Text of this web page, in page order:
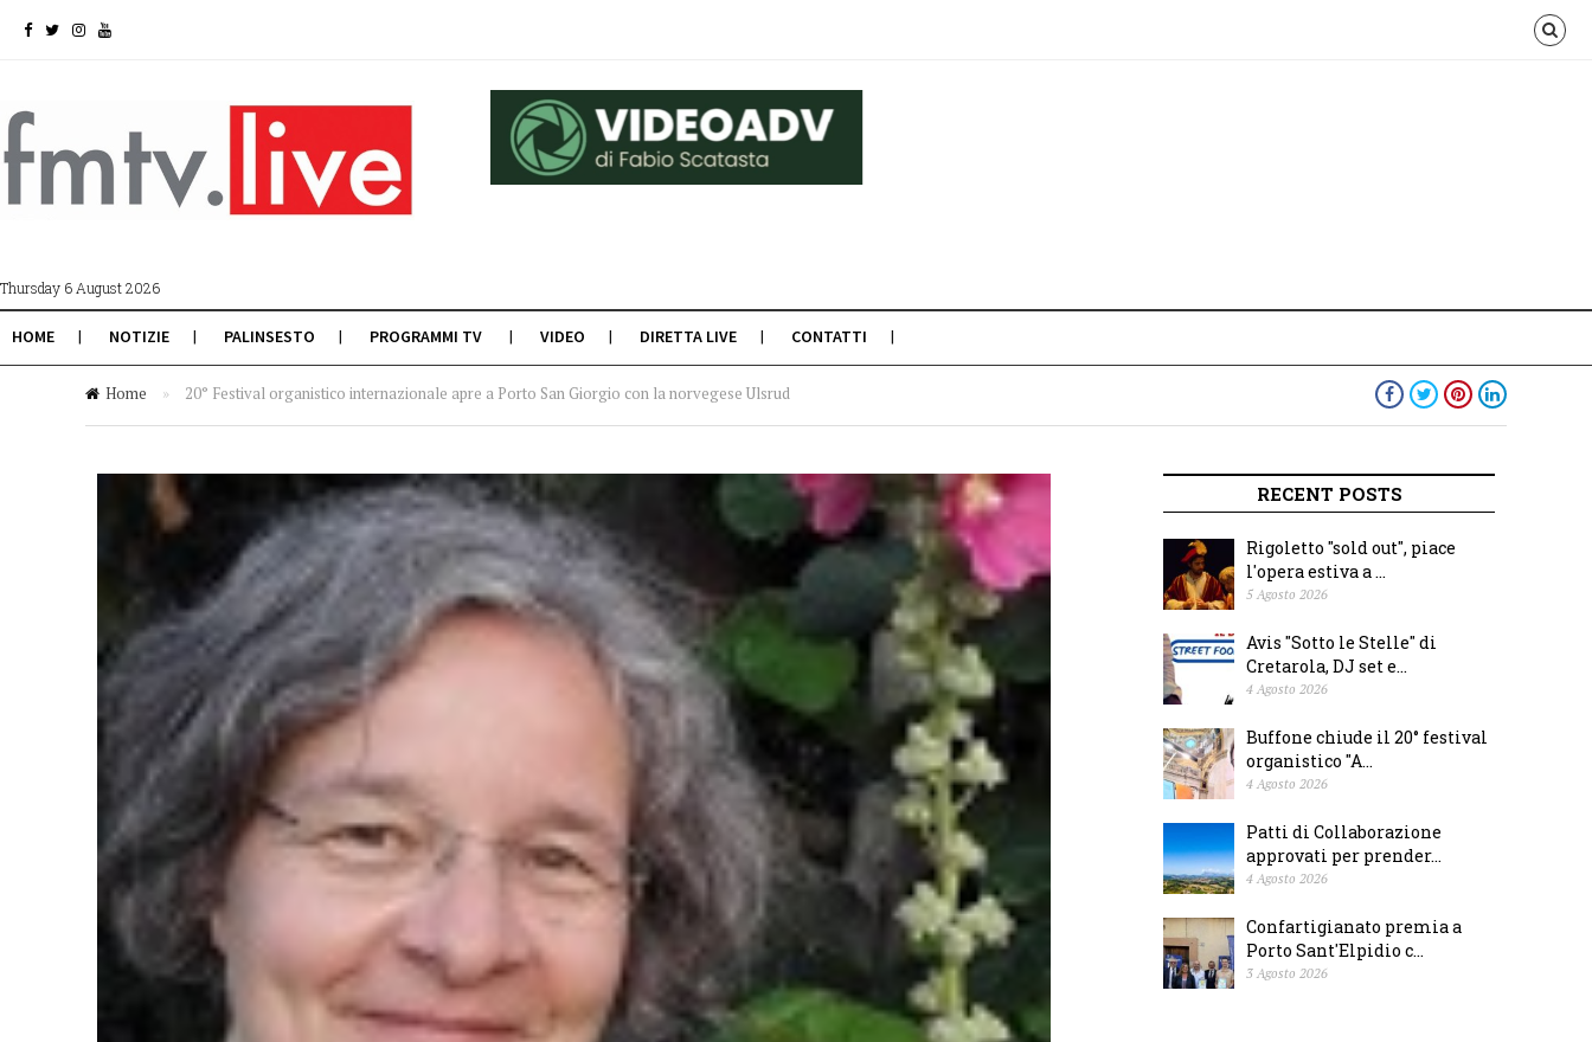
Thursday 6 August 2026
HOME NOTIZIE PALINSESTO PROGRAMMI TV VIDEO DIRETTA LIVE CONTATTI
Home » 20° Festival organistico internazionale apre a Porto San Giorgio con la norvegese Ulsrud
RECENT POSTS
Rigoletto "sold out", piace
l'opera estiva a ...
5 Agosto 2026
Avis "Sotto le Stelle" di
Cretarola, DJ set e...
4 Agosto 2026
Buffone chiude il 20° festival
organistico "A...
4 Agosto 2026
Patti di Collaborazione
approvati per prender...
4 Agosto 2026
Confartigianato premia a
Porto Sant'Elpidio c...
3 Agosto 2026